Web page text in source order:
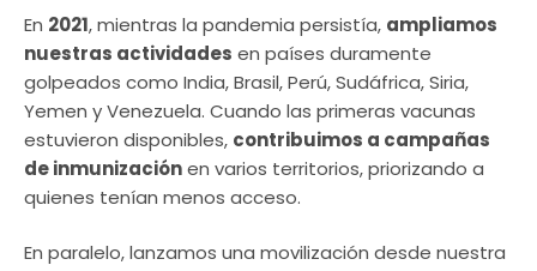
En 2021, mientras la pandemia persistía, ampliamos
nuestras actividades en países duramente
golpeados como India, Brasil, Perú, Sudáfrica, Siria,
Yemen y Venezuela. Cuando las primeras vacunas
estuvieron disponibles, contribuimos a campañas
de inmunizaciónen varios territorios, priorizando a
quienes tenían menos acceso.
En paralelo, lanzamos una movilización desde nuestra